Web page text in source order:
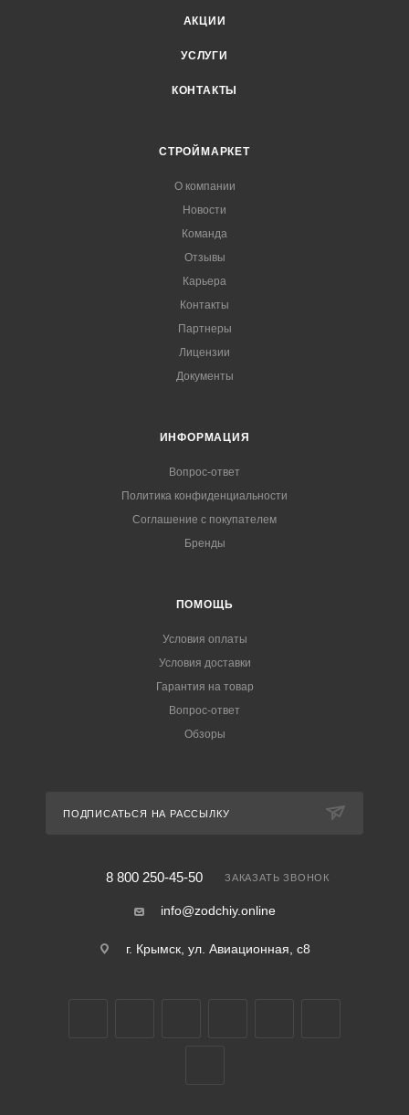
АКЦИИ
УСЛУГИ
КОНТАКТЫ
СТРОЙМАРКЕТ
О компании
Новости
Команда
Отзывы
Карьера
Контакты
Партнеры
Лицензии
Документы
ИНФОРМАЦИЯ
Вопрос-ответ
Политика конфиденциальности
Соглашение с покупателем
Бренды
ПОМОЩЬ
Условия оплаты
Условия доставки
Гарантия на товар
Вопрос-ответ
Обзоры
ПОДПИСАТЬСЯ НА РАССЫЛКУ
8 800 250-45-50 ЗАКАЗАТЬ ЗВОНОК
info@zodchiy.online
г. Крымск, ул. Авиационная, с8